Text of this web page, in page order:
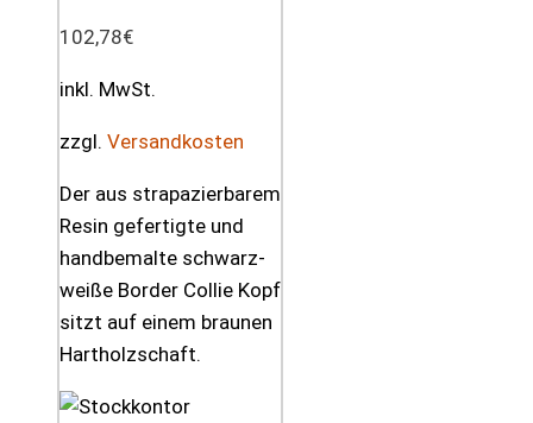
102,78€
inkl. MwSt.
zzgl. Versandkosten
Der aus strapazierbarem
Resin gefertigte und
handbemalte schwarz-
weiße Border Collie Kopf
sitzt auf einem braunen
Hartholzschaft.